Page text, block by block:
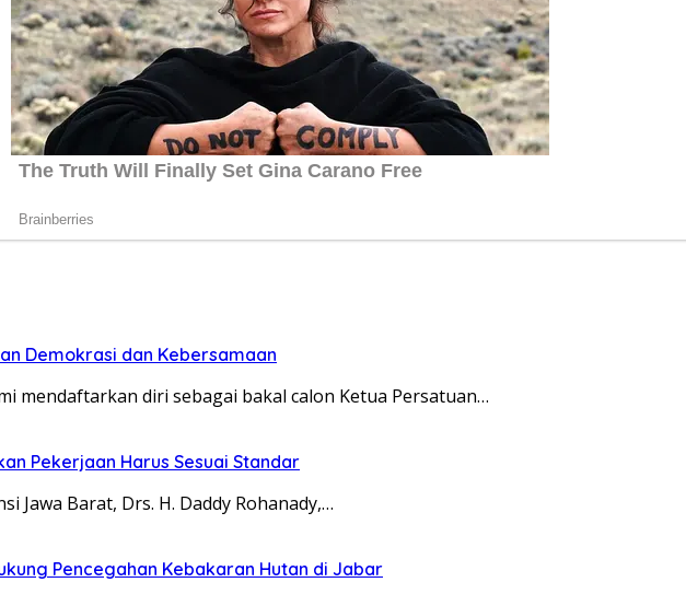
Demokrasi dan Kebersamaan
mendaftarkan diri sebagai bakal calon Ketua Persatuan…
Pekerjaan Harus Sesuai Standar
Jawa Barat, Drs. H. Daddy Rohanady,…
Pencegahan Kebakaran Hutan di Jabar